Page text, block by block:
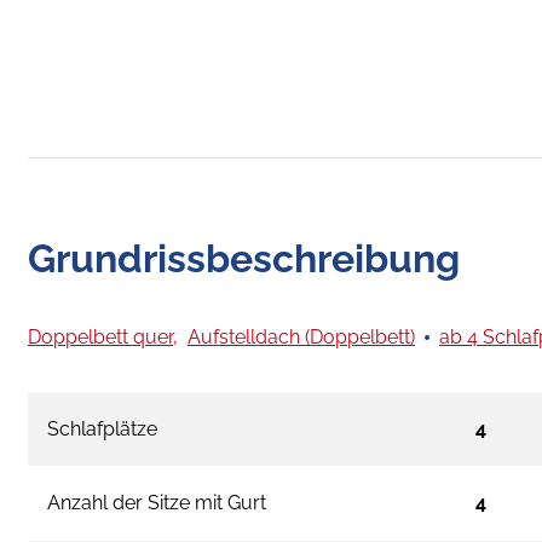
Grundrissbeschreibung
Doppelbett quer, Aufstelldach (Doppelbett) ab 4
Schlafplätze 4
Anzahl der Sitze mit Gurt 4